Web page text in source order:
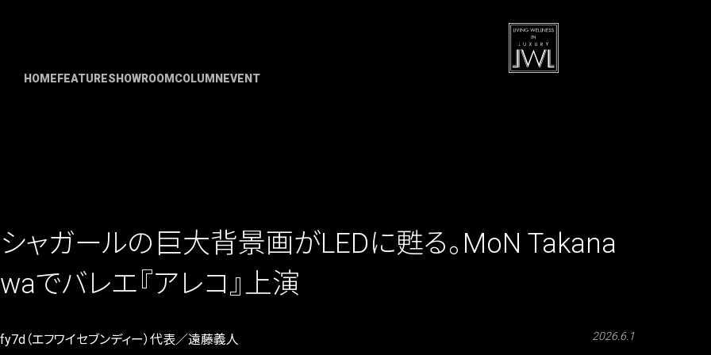
HOME FEATURESHOWROOM COLUMN EVENT
シャガールの巨大背景画がLEDに甦る。MoN Takana
waでバレエ『アレコ』上演
fy7d（エフワイセブンディー）代表／遠藤義人 2026.6.1